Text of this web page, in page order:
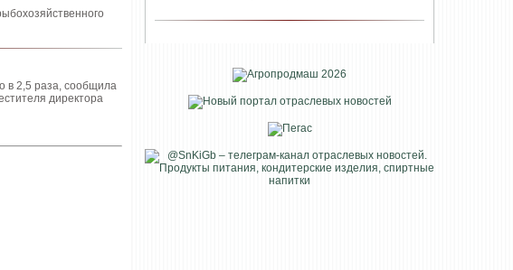
в 2,5 раза, сообщила
директора